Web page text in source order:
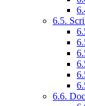
6.5.
6.6.